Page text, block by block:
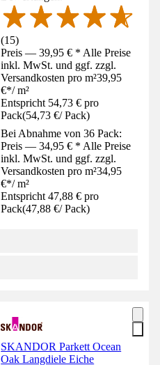
(15)
Preis — 39,95 € * Alle Preise
inkl. MwSt. und ggf. zzgl.
Versandkosten pro m²39,95
€*/ m²
Entspricht 54,73 € pro
Pack(54,73 €/ Pack)
Bei Abnahme von 36 Pack:
Preis — 34,95 € * Alle Preise
inkl. MwSt. und ggf. zzgl.
Versandkosten pro m²34,95
€*/ m²
Entspricht 47,88 € pro
Pack(47,88 €/ Pack)
SKANDOR Parkett Ocean
Oak Langdiele Eiche